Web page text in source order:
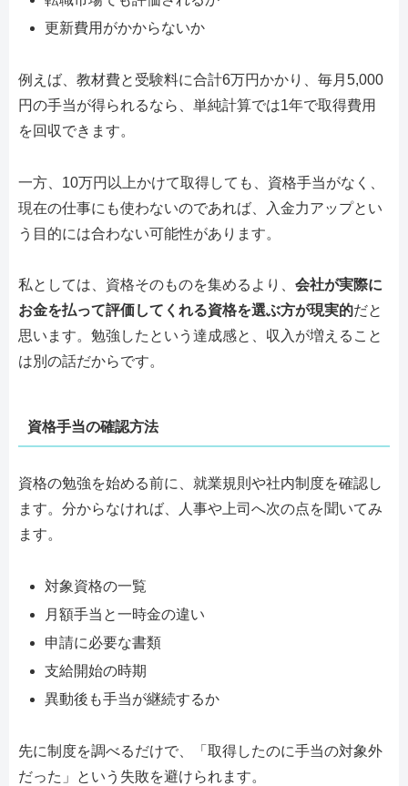
更新費用がかからないか
例えば、教材費と受験料に合計6万円かかり、毎月5,000
円の手当が得られるなら、単純計算では1年で取得費用
を回収できます。
一方、10万円以上かけて取得しても、資格手当がなく、
現在の仕事にも使わないのであれば、入金力アップとい
う目的には合わない可能性があります。
私としては、資格そのものを集めるより、 会社が実際に
お金を払って評価してくれる資格を選ぶ方が現実的だと
思います。勉強したという達成感と、収入が増えること
は別の話だからです。
資格手当の確認方法
資格の勉強を始める前に、就業規則や社内制度を確認し
ます。分からなければ、人事や上司へ次の点を聞いてみ
ます。
対象資格の一覧
月額手当と一時金の違い
申請に必要な書類
支給開始の時期
異動後も手当が継続するか
先に制度を調べるだけで、「取得したのに手当の対象外
だった」という失敗を避けられます。